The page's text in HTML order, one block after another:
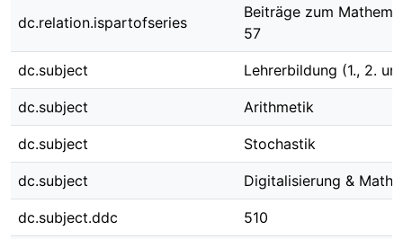
dc.relation.ispartofseries
Beiträge zum
57
dc.subject Lehrerbildung (1., 2.
dc.subject Arithmetik
dc.subject Stochastik
dc.subject Digitalisierung &
dc.subject.ddc 510